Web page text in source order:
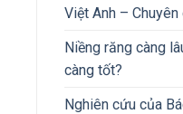
Việt Anh – Chuyên
Niềng răng càng
càng tốt?
Nghiên cứu của